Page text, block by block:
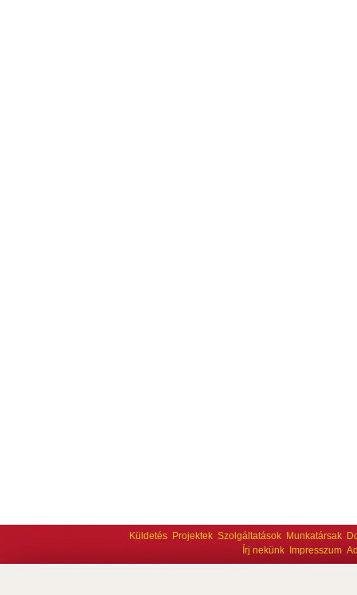
Küldetés Projektek Szolgáltatások Munkatársak
Írj nekünk
Impresszum